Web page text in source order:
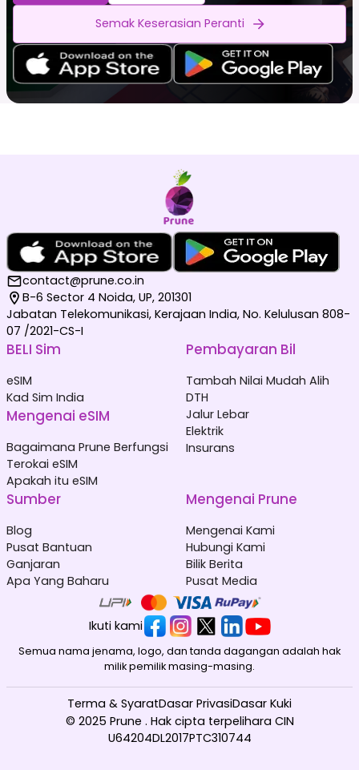
Semak Keserasian Peranti
contact@prune.co.in
B-6 Sector 4 Noida, UP, 201301
Jabatan Telekomunikasi, Kerajaan India, No. Kelulusan 808-
07 /2021-CS-I
BELI Sim
eSIM
Kad Sim India
Mengenai eSIM
Bagaimana Prune Berfungsi
Terokai eSIM
Apakah itu eSIM
Pembayaran Bil
Tambah Nilai Mudah Alih
DTH
Jalur Lebar
Elektrik
Insurans
Sumber
Blog
Pusat Bantuan
Ganjaran
Apa Yang Baharu
Mengenai Prune
Mengenai Kami
Hubungi Kami
Bilik Berita
Pusat Media
Ikuti kami
Semua nama jenama, logo, dan tanda dagangan adalah hak
milik pemilik masing-masing.
© 2025 Prune . Hak cipta terpelihara CIN
U64204DL2017PTC310744
Terma & SyaratDasar PrivasiDasar Kuki